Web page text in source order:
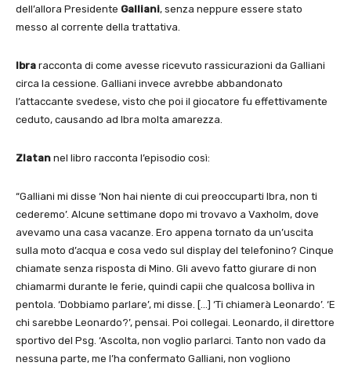
dell’allora Presidente Galliani, senza neppure essere stato
messo al corrente della trattativa.
Ibra racconta di come avesse ricevuto rassicurazioni da Galliani
circa la cessione. Galliani invece avrebbe abbandonato
l’attaccante svedese, visto che poi il giocatore fu effettivamente
ceduto, causando ad Ibra molta amarezza.
Zlatan nel libro racconta l’episodio così:
“Galliani mi disse ‘Non hai niente di cui preoccuparti Ibra, non ti
cederemo’. Alcune settimane dopo mi trovavo a Vaxholm, dove
avevamo una casa vacanze. Ero appena tornato da un’uscita
sulla moto d’acqua e cosa vedo sul display del telefonino? Cinque
chiamate senza risposta di Mino. Gli avevo fatto giurare di non
chiamarmi durante le ferie, quindi capii che qualcosa bolliva in
pentola. ‘Dobbiamo parlare’, mi disse. […] ‘Ti chiamerà Leonardo’. ‘E
chi sarebbe Leonardo?’, pensai. Poi collegai. Leonardo, il direttore
sportivo del Psg. ‘Ascolta, non voglio parlarci. Tanto non vado da
nessuna parte, me l’ha confermato Galliani, non vogliono